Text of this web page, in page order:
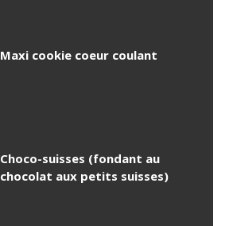
Maxi cookie coeur coulant
Choco-suisses (fondant au
chocolat aux petits suisses)